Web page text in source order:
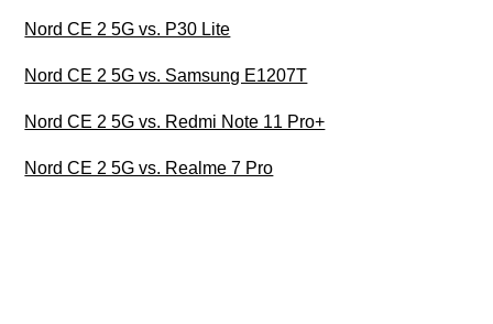
Nord CE 2 5G vs. P30 Lite
Nord CE 2 5G vs. Samsung E1207T
Nord CE 2 5G vs. Redmi Note 11 Pro+
Nord CE 2 5G vs. Realme 7 Pro